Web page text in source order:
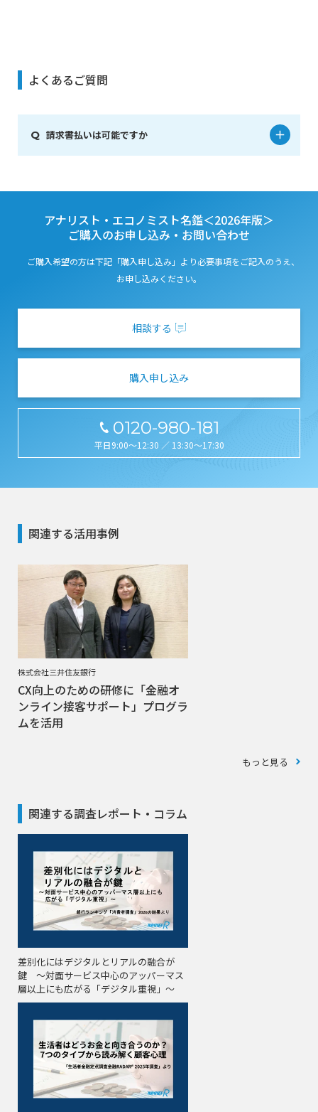
よくあるご質問
請求書払いは可能ですか
アナリスト・エコノミスト名鑑＜2026年版＞
ご購入のお申し込み・お問い合わせ
ご購入希望の⽅は下記「購入申し込み」より必要事項をご記入のうえ、
お申し込みください。
相談する
購入申し込み
0120-980-181
平日9:00～12:30 ／ 13:30～17:30
関連する活用事例
株式会社三井住友銀行
CX向上のための研修に「金融オ
ンライン接客サポート」プログラ
ムを活用
もっと見る
関連する調査レポート・コラム
差別化にはデジタルとリアルの融合が
鍵 〜対面サービス中心のアッパーマス
層以上にも広がる「デジタル重視」〜